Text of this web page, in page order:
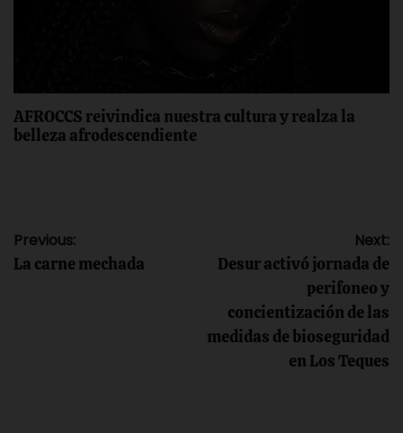
AFROCCS reivindica nuestra cultura y realza la
belleza afrodescendiente
Navegación
Previous:
La carne mechada
Next:
Desur activó jornada de
perifoneo y
concientización de las
medidas de bioseguridad
en Los Teques